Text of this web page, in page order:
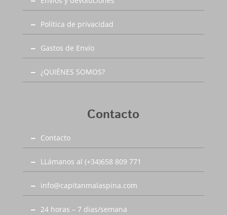
Política de privacidad
Gastos de Envío
¿QUIÉNES SOMOS?
Contacto
Contacto
LLámanos al (+34)658 809 771
info@capitanmalaspina.com
24 horas – 7 días/semana